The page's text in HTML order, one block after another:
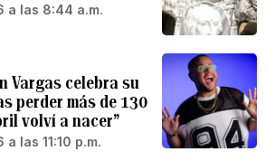
a las 8:44 a.m.
Vargas celebra su
perder más de 130
volví a nacer”
las 11:10 p.m.